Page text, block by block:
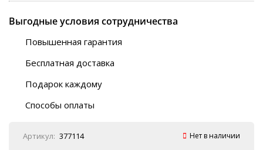
Выгодные условия сотрудничества
Повышенная гарантия
Бесплатная доставка
Автобусы (по ЮФО)
“BlaBlaCar” (по ЮФО)
Подарок каждому
Способы оплаты
Наличные
Артикул: 377114 Нет в наличии